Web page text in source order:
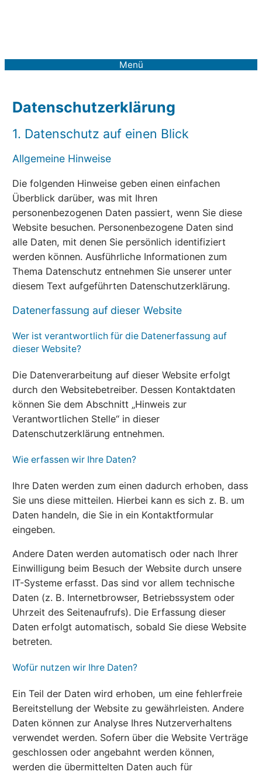
Menü
Datenschutz­erklärung
1. Datenschutz auf einen Blick
Allgemeine Hinweise
Die folgenden Hinweise geben einen einfachen
Überblick darüber, was mit Ihren
personenbezogenen Daten passiert, wenn Sie diese
Website besuchen. Personenbezogene Daten sind
alle Daten, mit denen Sie persönlich identifiziert
werden können. Ausführliche Informationen zum
Thema Datenschutz entnehmen Sie unserer unter
diesem Text aufgeführten Datenschutzerklärung.
Datenerfassung auf dieser Website
Wer ist verantwortlich für die Datenerfassung auf
dieser Website?
Die Datenverarbeitung auf dieser Website erfolgt
durch den Websitebetreiber. Dessen Kontaktdaten
können Sie dem Abschnitt „Hinweis zur
Verantwortlichen Stelle“ in dieser
Datenschutzerklärung entnehmen.
Wie erfassen wir Ihre Daten?
Ihre Daten werden zum einen dadurch erhoben, dass
Sie uns diese mitteilen. Hierbei kann es sich z. B. um
Daten handeln, die Sie in ein Kontaktformular
eingeben.
Andere Daten werden automatisch oder nach Ihrer
Einwilligung beim Besuch der Website durch unsere
IT-Systeme erfasst. Das sind vor allem technische
Daten (z. B. Internetbrowser, Betriebssystem oder
Uhrzeit des Seitenaufrufs). Die Erfassung dieser
Daten erfolgt automatisch, sobald Sie diese Website
betreten.
Wofür nutzen wir Ihre Daten?
Ein Teil der Daten wird erhoben, um eine fehlerfreie
Bereitstellung der Website zu gewährleisten. Andere
Daten können zur Analyse Ihres Nutzerverhaltens
verwendet werden. Sofern über die Website Verträge
geschlossen oder angebahnt werden können,
werden die übermittelten Daten auch für